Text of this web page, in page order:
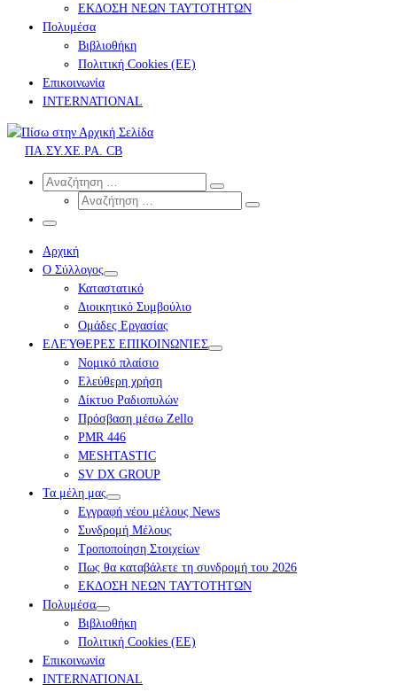
ΕΚΔΟΣΗ ΝΕΩΝ ΤΑΥΤΟΤΗΤΩΝ
Πολυμέσα
Βιβλιοθήκη
Πολιτική Cookies (ΕΕ)
Επικοινωνία
INTERNATIONAL
ΠΑ.ΣΥ.ΧΕ.ΡΑ. CB
Search
Αναζήτηση
Αναζήτηση
Αναζήτηση
Αναζήτηση
Μενού
Αρχική
Ο Σύλλογος
Καταστατικό
Διοικητικό Συμβούλιο
Ομάδες Εργασίας
ΕΛΕΎΘΕΡΕΣ ΕΠΙΚΟΙΝΩΝΊΕΣ
Νομικό πλαίσιο
Ελεύθερη χρήση
Δίκτυο Ραδιοπυλών
Πρόσβαση μέσω Zello
PMR 446
MESHTASTIC
SV DX GROUP
Τα μέλη μας
Εγγραφή νέου μέλους News
Συνδρομή Μέλους
Τροποποίηση Στοιχείων
Πως θα καταβάλετε τη συνδρομή του 2026
ΕΚΔΟΣΗ ΝΕΩΝ ΤΑΥΤΟΤΗΤΩΝ
Πολυμέσα
Βιβλιοθήκη
Πολιτική Cookies (ΕΕ)
Επικοινωνία
INTERNATIONAL